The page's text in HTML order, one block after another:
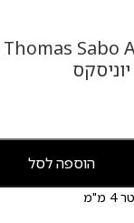
הוספה לסל
מ"מ